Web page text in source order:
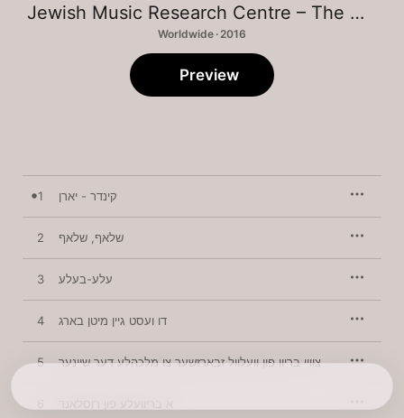
Jewish Music Research Centre – The Hebrew University of Jerusalem
Worldwide · 2016
Preview
1 קינדר - יארן
2 שלאף, שלאף
3 עלע-בעלע
4 דו ועסט גיין מיטן בארג
5 צוויי בריוו פון וועלוול זבארזשער צו מלכהלע דער שיינער